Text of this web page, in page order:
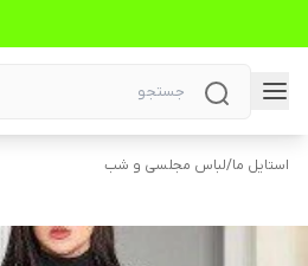
استایل ما/لباس مجلسی و شب